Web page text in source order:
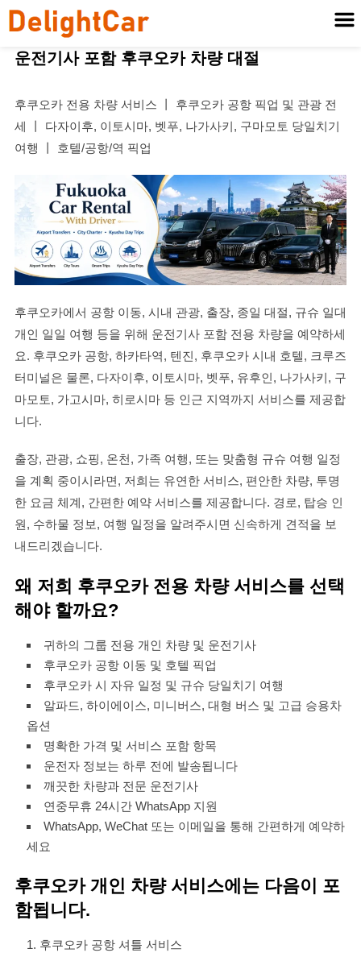
운전기사 포함 후쿠오카 차량 대절
후쿠오카 전용 차량 서비스 丨 후쿠오카 공항 픽업 및 관광 전
세 丨 다자이후, 이토시마, 벳푸, 나가사키, 구마모토 당일치기
여행 丨 호텔/공항/역 픽업
후쿠오카에서 공항 이동, 시내 관광, 출장, 종일 대절, 규슈 일대
개인 일일 여행 등을 위해 운전기사 포함 전용 차량을 예약하세
요. 후쿠오카 공항, 하카타역, 텐진, 후쿠오카 시내 호텔, 크루즈
터미널은 물론, 다자이후, 이토시마, 벳푸, 유후인, 나가사키, 구
마모토, 가고시마, 히로시마 등 인근 지역까지 서비스를 제공합
니다.
출장, 관광, 쇼핑, 온천, 가족 여행, 또는 맞춤형 규슈 여행 일정
을 계획 중이시라면, 저희는 유연한 서비스, 편안한 차량, 투명
한 요금 체계, 간편한 예약 서비스를 제공합니다. 경로, 탑승 인
원, 수하물 정보, 여행 일정을 알려주시면 신속하게 견적을 보
내드리겠습니다.
왜 저희 후쿠오카 전용 차량 서비스를 선택
해야 할까요?
귀하의 그룹 전용 개인 차량 및 운전기사
후쿠오카 공항 이동 및 호텔 픽업
후쿠오카 시 자유 일정 및 규슈 당일치기 여행
알파드, 하이에이스, 미니버스, 대형 버스 및 고급 승용차
옵션
명확한 가격 및 서비스 포함 항목
운전자 정보는 하루 전에 발송됩니다
깨끗한 차량과 전문 운전기사
연중무휴 24시간 WhatsApp 지원
WhatsApp, WeChat 또는 이메일을 통해 간편하게 예약하
세요
후쿠오카 개인 차량 서비스에는 다음이 포
함됩니다.
후쿠오카 공항 셔틀 서비스